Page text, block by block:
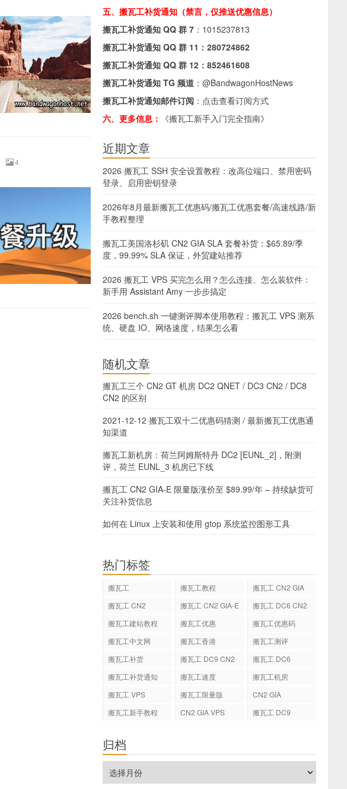
4
五、搬瓦工补货通知（禁言，仅推送优惠信息）
搬瓦工补货通知 QQ 群 7 ： 1015237813
搬瓦工补货通知 QQ 群 11： 280724862
搬瓦工补货通知 QQ 群 12： 852461608
搬瓦工补货通知 TG 频道 ： @BandwagonHostNews
搬瓦工补货通知邮件订阅 ： 点击查看订阅方式
六、更多信息：
《搬瓦工新手入门完全指南》
近期文章
2026 搬瓦工 SSH 安全设置教程：改高位端口、禁用密码
登录、启用密钥登录
2026年8月最新搬瓦工优惠码/搬瓦工优惠套餐/高速线路/新
手教程整理
搬瓦工美国洛杉矶 CN2 GIA SLA 套餐补货：$65.89/季
度，99.99% SLA 保证，外贸建站推荐
2026 搬瓦工 VPS 买完怎么用？怎么连接、怎么装软件：
新手用 Assistant Amy 一步步搞定
2026 bench.sh 一键测评脚本使用教程：搬瓦工 VPS 测系
统、硬盘 IO、网络速度，结果怎么看
随机文章
搬瓦工三个 CN2 GT 机房 DC2 QNET / DC3 CN2 / DC8
CN2 的区别
2021-12-12 搬瓦工双十二优惠码猜测 / 最新搬瓦工优惠通
知渠道
搬瓦工新机房：荷兰阿姆斯特丹 DC2 [EUNL_2]，附测
评，荷兰 EUNL_3 机房已下线
搬瓦工 CN2 GIA-E 限量版涨价至 $89.99/年 – 持续缺货可
关注补货信息
如何在 Linux 上安装和使用 gtop 系统监控图形工具
热门标签
搬瓦工 搬瓦工教程
搬瓦工 CN2 GIA
搬瓦工 CN2
搬瓦工 CN2 GIA-E
搬瓦工 DC6 CN2
搬瓦工建站教程 搬瓦工优惠
搬瓦工优惠码
搬瓦工中文网
搬瓦工香港
搬瓦工测评
搬瓦工补货
搬瓦工 DC9 CN2
搬瓦工 DC6
搬瓦工补货通知
搬瓦工速度
搬瓦工机房
搬瓦工 VPS
搬瓦工限量版
CN2 GIA
搬瓦工新手教程
CN2 GIA VPS 搬瓦工 DC9
归档